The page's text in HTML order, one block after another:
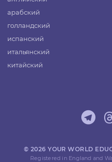
арабский
голландский
испанский
итальянский
китайский
© 2026 YOUR WORLD
Registered in England and